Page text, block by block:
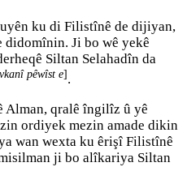
ku di Filistînê de dijiyan,
didomînin. Ji bo wê yekê
Siltan Selahadîn da
pêwîst e].
Alman, qralê îngilîz û yê
ordiyek mezin amade dikin
wan wexta ku êrişî Filistînê
ji bo alîkariya Siltan